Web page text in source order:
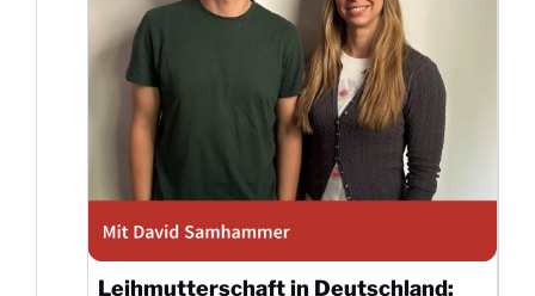
Leihmutterschaft in Deutschland: